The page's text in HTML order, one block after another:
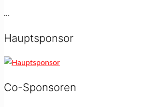
…
Hauptsponsor
Co-Sponsoren